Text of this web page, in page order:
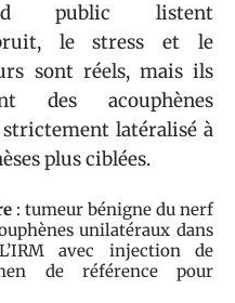
public listent
le stress et le
sont réels, mais ils
des acouphènes
latéralisé à
plus ciblées.
: tumeur bénigne du nerf
unilatéraux dans
avec injection de
de référence pour